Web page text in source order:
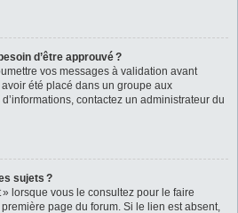
d’être approuvé ?
vos messages à validation avant
été placé dans un groupe aux
contactez un administrateur du
sujets ?
lorsque vous le consultez pour le faire
page du forum. Si le lien est absent,